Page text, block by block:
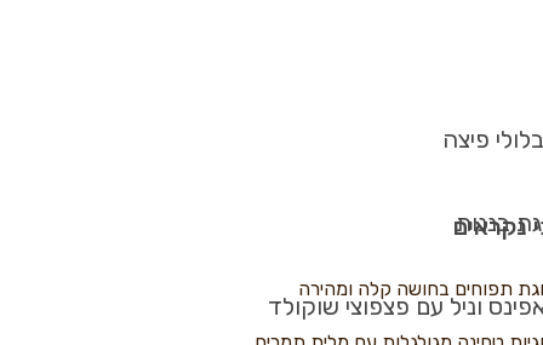
פיצה
בננות
וניל עם פצפוצי שוקולד
נקראים
תפוחים בחושה קלה ומהירה